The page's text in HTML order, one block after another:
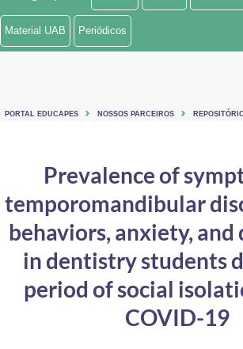
Ministério de Minas e Energia
Controladoria-Geral da União
Ministério da Mulher, da Família e dos Direitos Humanos
Secretaria-Geral
Secretaria de Governo
Material UAB Periódicos
PORTAL EDUCAPES NOSSOS PARCEIROS
Prevalence of
temporomandibular
behaviors, anxiety, and
in dentistry students
period of social
COVID-19